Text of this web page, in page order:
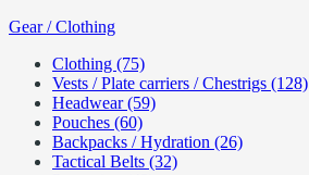
Gear / Clothing
Clothing (75)
Vests / Plate carriers / Chestrigs (128)
Headwear (59)
Pouches (60)
Backpacks / Hydration (26)
Tactical Belts (32)